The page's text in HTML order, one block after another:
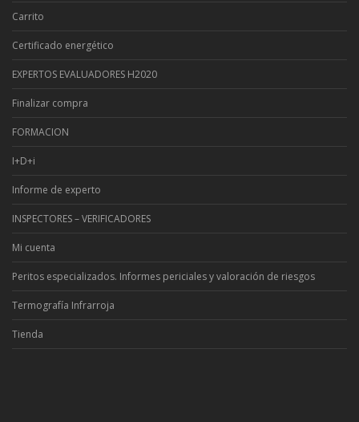
Carrito
Certificado energético
EXPERTOS EVALUADORES H2020
Finalizar compra
FORMACION
I+D+i
Informe de experto
INSPECTORES – VERIFICADORES
Mi cuenta
Peritos especializados. Informes periciales y valoración de riesgos
Termografía Infrarroja
Tienda